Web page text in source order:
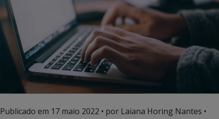
Publicado em 17 maio 2022 • por Laiana Horing Nantes •